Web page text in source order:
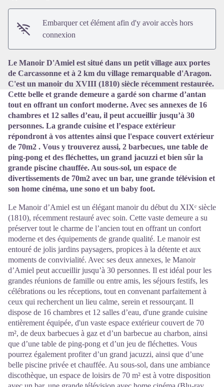
Voir l'image en plein écran
Embarquer cet élément afin d'y avoir accès hors
connexion
Le Manoir D'Amiel est situé dans un petit village aux portes
de Carcassonne et à 2 km du village remarquable d'Aragon.
C'est un manoir du XVIII (1810) siècle récemment restaurée.
Cette belle et grande demeure a gardé son charme d’antan
tout en offrant un confort moderne. Avec ses annexes de 16
chambres et 12 salles d’eau, il peut accueillir jusqu’à 30
personnes. La grande cuisine et l’espace extérieur
répondront à vos attentes ainsi que l'espace couvert extérieur
de 70m2 . Vous y trouverez aussi, 2 barbecues, une table de
ping-pong et des fléchettes, un grand jacuzzi et bien sûr la
grande piscine chauffée. Au sous-sol, un espace de
divertissements de 70m2 avec un bar, une grande télévision et
son home cinéma, une sono et un baby foot.
Le Manoir d’Amiel est un élégant manoir du début du XIXᵉ siècle
(1810), récemment restauré avec soin. Cette vaste demeure a su
préserver tout le charme de l’ancien tout en offrant un confort
moderne et des équipements de grande qualité. Le manoir est
entouré de jolis jardins paysagers, propices à la détente et aux
moments de convivialité. Avec ses deux annexes, le Manoir
d’Amiel peut accueillir jusqu’à 30 personnes. Il est idéal pour les
grandes réunions de famille ou entre amis, les séjours festifs, les
célébrations ou les réceptions, tout en convenant parfaitement à
ceux qui recherchent un lieu calme, serein et ressourçant. Il
dispose de 16 chambres et 12 salles d’eau, d'une grande cuisine
entièrement équipée, d'un vaste espace extérieur couvert de 70
m², de deux barbecues à gaz et d’un barbecue au charbon, ainsi
que d’une table de ping-pong et d’un jeu de fléchettes. Vous
pourrez également profiter d’un grand jacuzzi, ainsi que d’une
belle piscine privée et chauffée. Au sous-sol, dans une ambiance
discothèque, un espace de loisirs de 70 m² est à votre disposition